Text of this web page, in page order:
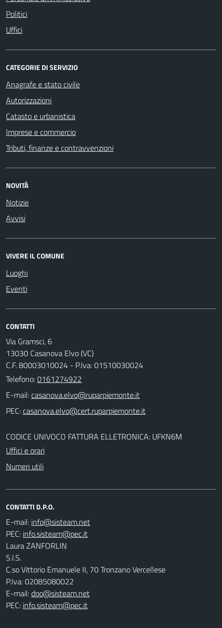
Politici
Uffici
CATEGORIE DI SERVIZIO
Anagrafe e stato civile
Autorizzazioni
Catasto e urbanistica
Imprese e commercio
Tributi, finanze e contravvenzioni
NOVITÀ
Notizie
Avvisi
VIVERE IL COMUNE
Luoghi
Eventi
CONTATTI
Via Gramsci, 6
13030 Casanova Elvo (VC)
C.F. 80003010024 - P.Iva: 01510030024
Telefono:0161274922
E-mail:
PEC:
CODICE UNIVOCO FATTURA ELLETRONICA: UFKN6M
Uffici e orari
Numeri utili
CONTATTI D.P.O.
E-mail:
PEC:
Laura ZANFORLIN
S.I.S.
C.so Vittorio Emanuele II, 70 Tronzano Vercellese
P.Iva: 02085080022
E-mail:dpo@sisteam.net
PEC: info.sisteam@pec.it